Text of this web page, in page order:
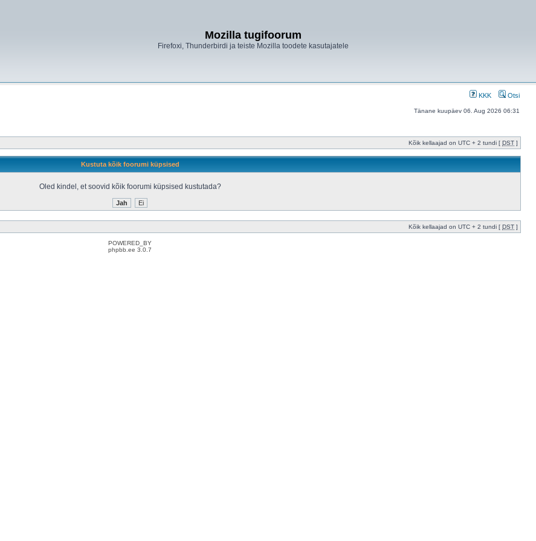
Mozilla tugifoorum
Firefoxi, Thunderbirdi ja teiste Mozilla toodete kasutajatele
KKK Otsi
Tänane kuupäev 06. Aug 2026 06:31
Kõik kellaajad on UTC + 2 tundi [ DST ]
Kustuta kõik foorumi küpsised
Oled kindel, et soovid kõik foorumi küpsised kustutada?
Kõik kellaajad on UTC + 2 tundi [ DST ]
POWERED_BY
phpbb.ee 3.0.7